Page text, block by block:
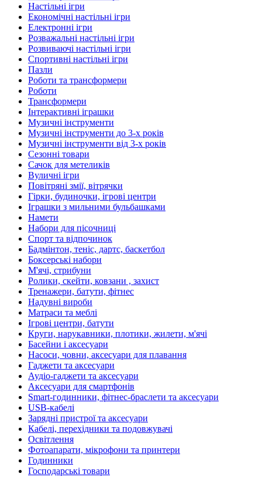
Настільні ігри
Економічні настільні ігри
Електронні ігри
Розважальні настільні ігри
Розвиваючі настільні ігри
Спортивні настільні ігри
Пазли
Роботи та трансформери
Роботи
Трансформери
Інтерактивні іграшки
Музичні інструменти
Музичні інструменти до 3-х років
Музичні інструменти від 3-х років
Сезонні товари
Сачок для метеликів
Вуличні ігри
Повітряні змії, вітрячки
Гірки, будиночки, ігрові центри
Іграшки з мильними бульбашками
Намети
Набори для пісочниці
Спорт та відпочинок
Бадмінтон, теніс, дартс, баскетбол
Боксерські набори
М'ячі, стрибуни
Ролики, скейти, ковзани , захист
Тренажери, батути, фітнес
Надувні вироби
Матраси та меблі
Ігрові центри, батути
Круги, нарукавники, плотики, жилети, м'ячі
Басейни і аксесуари
Насоси, човни, аксесуари для плавання
Гаджети та аксесуари
Аудіо-гаджети та аксесуари
Аксесуари для смартфонів
Smart-годинники, фітнес-браслети та аксесуари
USB-кабелі
Зарядні пристрої та аксесуари
Кабелі, перехідники та подовжувачі
Освітлення
Фотоапарати, мікрофони та принтери
Годинники
Господарські товари